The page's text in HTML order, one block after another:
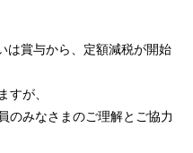
は賞与から、定額減税が開始
すが、
のみなさまのご理解とご協力